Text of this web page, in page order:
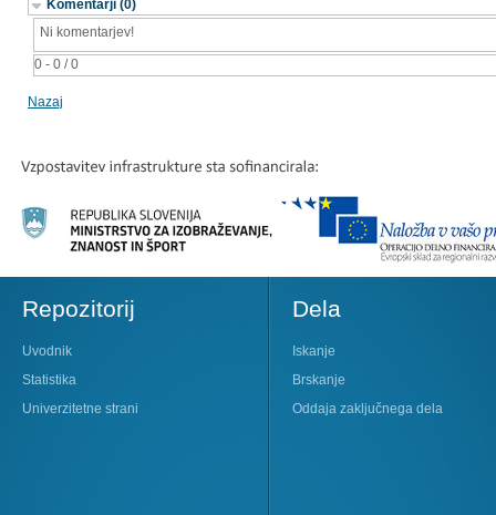
Komentarji (0)
0 - 0 / 0
Ni komentarjev!
Nazaj
Repozitorij
Uvodnik
Statistika
Univerzitetne strani
Dela
Iskanje
Brskanje
Oddaja zaključnega dela